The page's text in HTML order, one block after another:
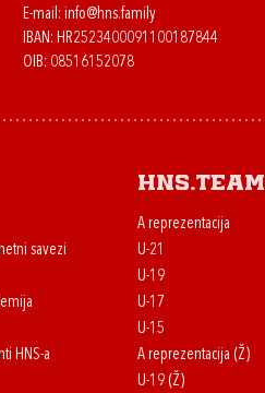
E-mail: info@hns.family
IBAN: HR2523400091100187844
OIB: 08516152078
savezi
HNS-a
HNS.team
A reprezentacija
U-21
U-19
U-17
U-15
A reprezentacija (Ž)
U-19 (Ž)